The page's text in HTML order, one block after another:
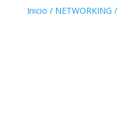
Inicio / NETWORKING /